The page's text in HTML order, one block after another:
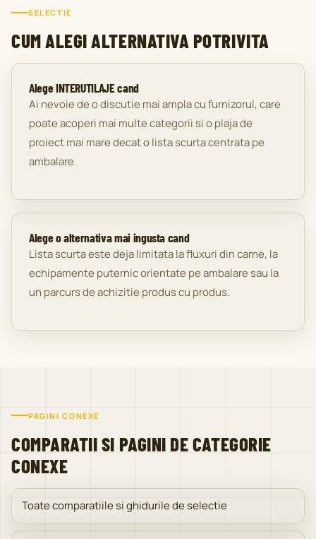
SELECTIE
CUM ALEGI ALTERNATIVA POTRIVITA
Alege INTERUTILAJE cand
Ai nevoie de o discutie mai ampla cu furnizorul, care
poate acoperi mai multe categorii si o plaja de
proiect mai mare decat o lista scurta centrata pe
ambalare.
Alege o alternativa mai ingusta cand
Lista scurta este deja limitata la fluxuri din carne, la
echipamente puternic orientate pe ambalare sau la
un parcurs de achizitie produs cu produs.
PAGINI CONEXE
COMPARATII SI PAGINI DE CATEGORIE
CONEXE
Toate comparatiile si ghidurile de selectie